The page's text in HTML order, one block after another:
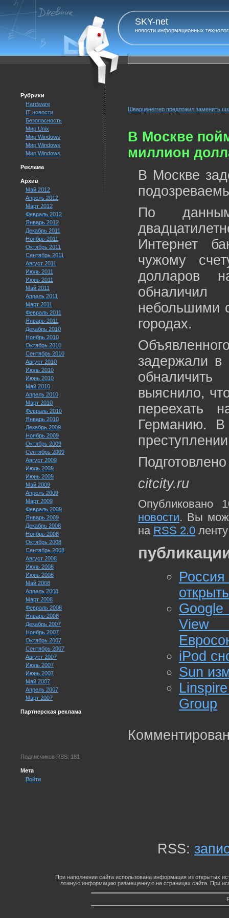
SKY-net
новости информационных
Рубрики
Hardware
IT новости
Безопасность
Мир Unix
Мир Windows
Мир Windows
Мир Windows
Реклама
Архив
Май 2012
Апрель 2012
Март 2012
Февраль 2012
Январь 2012
Декабрь 2011
Ноябрь 2011
Октябрь 2011
Сентябрь 2011
Август 2011
Июль 2011
Июнь 2011
Май 2011
Апрель 2011
Март 2011
Февраль 2011
Январь 2011
Декабрь 2010
Ноябрь 2010
Октябрь 2010
Сентябрь 2010
Август 2010
Июль 2010
Июнь 2010
Май 2010
Апрель 2010
Март 2010
Февраль 2010
Январь 2010
Декабрь 2009
Ноябрь 2009
Октябрь 2009
Сентябрь 2009
Август 2009
Июль 2009
Июнь 2009
Май 2009
Апрель 2009
Март 2009
Февраль 2009
Январь 2009
Декабрь 2008
Ноябрь 2008
Октябрь 2008
Сентябрь 2008
Август 2008
Июль 2008
Июнь 2008
Май 2008
Апрель 2008
Март 2008
Февраль 2008
Январь 2008
Декабрь 2007
Ноябрь 2007
Октябрь 2007
Сентябрь 2007
Август 2007
Июль 2007
Июнь 2007
Май 2007
Апрель 2007
Март 2007
Партнерская реклама
Подписчиков RSS: 181
Мета
Войти
Шварценеггер предложил заменить
В Москве
миллион
В Москве
По данным
Интернет
чужому
долларов
небольшими
городах.
задержали
выяснило,
переехать
Германию. В
citcity.ru
Опубликовано
новости. Вы
на RSS 2.0
View
iPod
Sun
Group
RSS:
При наполнении сайта использована информация из открытых
ложную информацию размещенную на страницах сайта. При